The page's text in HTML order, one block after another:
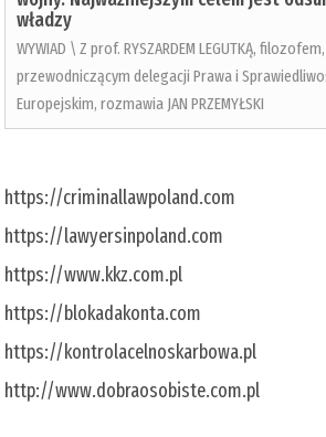
władzy
WYWIAD \ Z prof. RYSZARDEM LEGUTKĄ,
przewodniczącym delegacji Prawa i
Europejskim, rozmawia JAN PRZEMYŁSKI
https://criminallawpoland.com
https://lawyersinpoland.com
https://www.kkz.com.pl
https://blokadakonta.com
https://kontrolacelnoskarbowa.pl
http://www.dobraosobiste.com.pl